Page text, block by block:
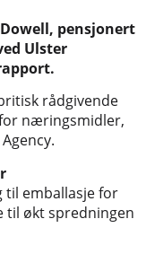
pensjonert
Ulster
rådgivende
næringsmidler,
til emballasje for
til økt spredningen